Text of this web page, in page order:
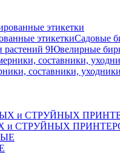
этикеткиСадовые
растений 9Ювелирные
составники,
и СТРУЙНЫХ